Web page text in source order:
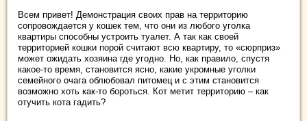
Всем привет! Демонстрация своих прав на территорию
сопровождается у кошек тем, что они из любого уголка
квартиры способны устроить туалет. А так как своей
территорией кошки порой считают всю квартиру, то «сюрприз»
может ожидать хозяина где угодно. Но, как правило, спустя
какое-то время, становится ясно, какие укромные уголки
семейного очага облюбовал питомец и с этим становится
возможно хоть как-то бороться. Кот метит территорию – как
отучить кота гадить?